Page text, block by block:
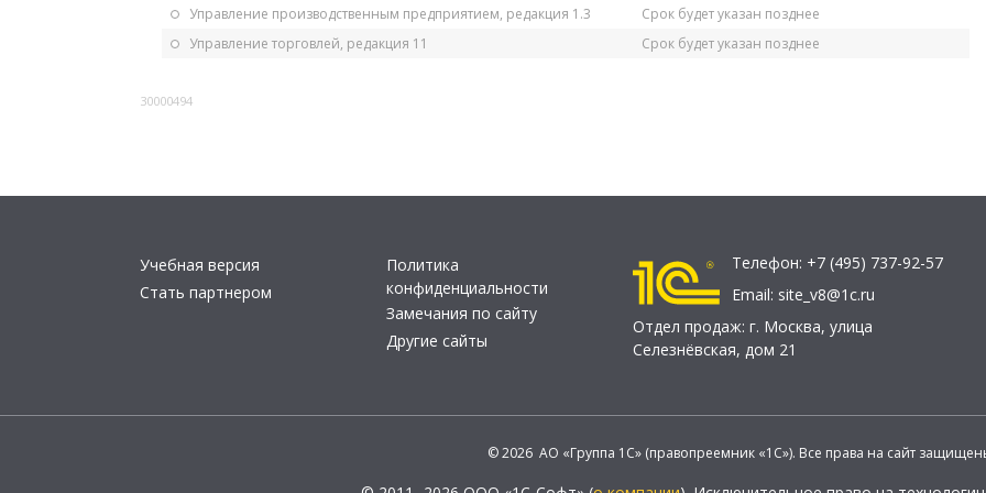
Управление производственным предприятием, редакция 1.3
Срок будет указан позднее
Управление торговлей, редакция 11
Срок будет указан позднее
30000494
Учебная версия
Стать партнером
Политика
конфиденциальности
Замечания по сайту
Другие сайты
Телефон: +7 (495) 737-92-57
Email: site_v8@1c.ru
Отдел продаж: г. Москва, улица
Селезнёвская, дом 21
© 2026 АО «Группа 1С» (правопреемник «1С»). Все права на сайт